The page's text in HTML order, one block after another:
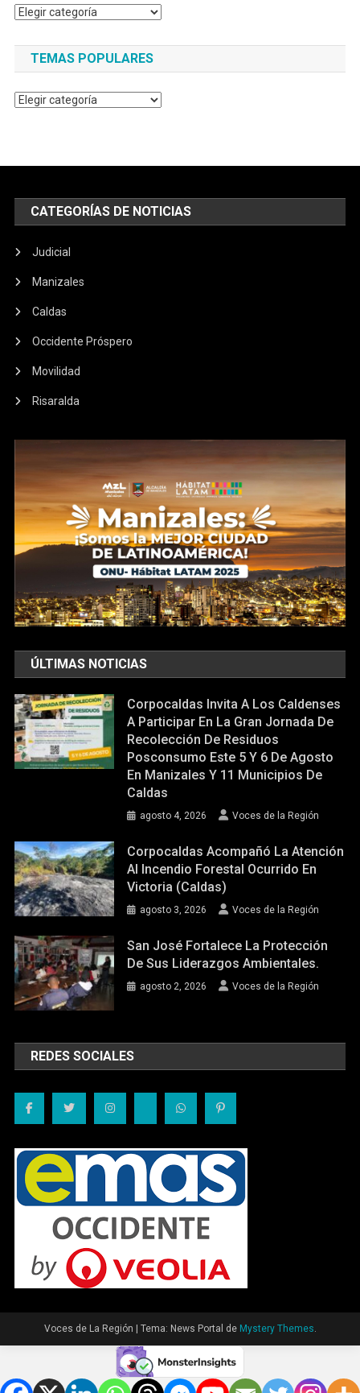
Categorías
TEMAS POPULARES
Temas
CATEGORÍAS DE NOTICIAS
Judicial
Manizales
Caldas
Occidente Próspero
Movilidad
Risaralda
ÚLTIMAS NOTICIAS
Corpocaldas Invita A Los Caldenses
A Participar En La Gran Jornada De
Recolección De Residuos
Posconsumo Este 5 Y 6 De Agosto
En Manizales Y 11 Municipios De
Caldas
agosto 4, 2026 Voces de la Región
Corpocaldas Acompañó La Atención
Al Incendio Forestal Ocurrido En
Victoria (Caldas)
agosto 3, 2026 Voces de la Región
San José Fortalece La Protección
De Sus Liderazgos Ambientales.
agosto 2, 2026 Voces de la Región
REDES SOCIALES
Voces de La Región | Tema: News Portal de Mystery Themes